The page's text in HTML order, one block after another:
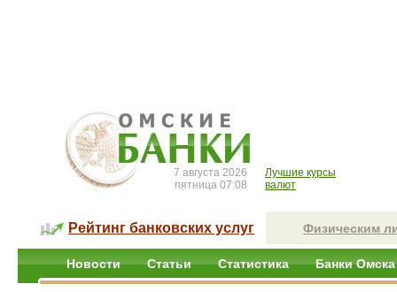
7 августа 2026
пятница 07:08
Лучшие курсы
валют
Рейтинг банковских услуг Физическим
Новости Статьи Статистика Банки Омска